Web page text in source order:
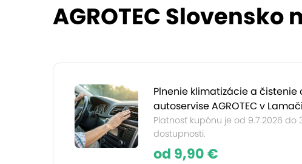
AGROTEC
Plnenie klimatizácie a čistenie
autoservise AGROTEC v Lamači
Platnosť kupónu je od 9.7.2026 do
dostupnosti.
od 9,90 €